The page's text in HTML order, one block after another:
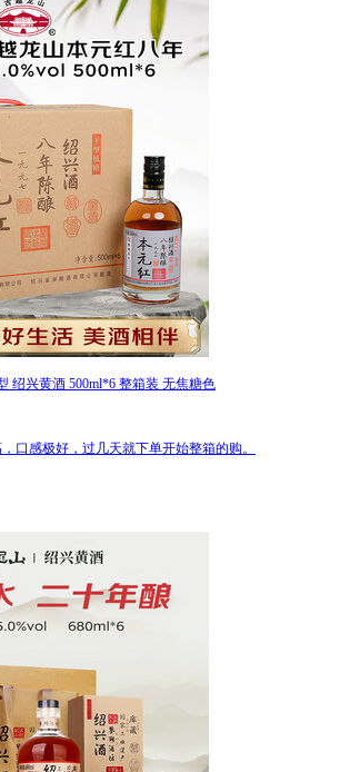
绍兴黄酒 500ml*6 整箱装 无焦糖色
口感极好，过几天就下单开始整箱的购。